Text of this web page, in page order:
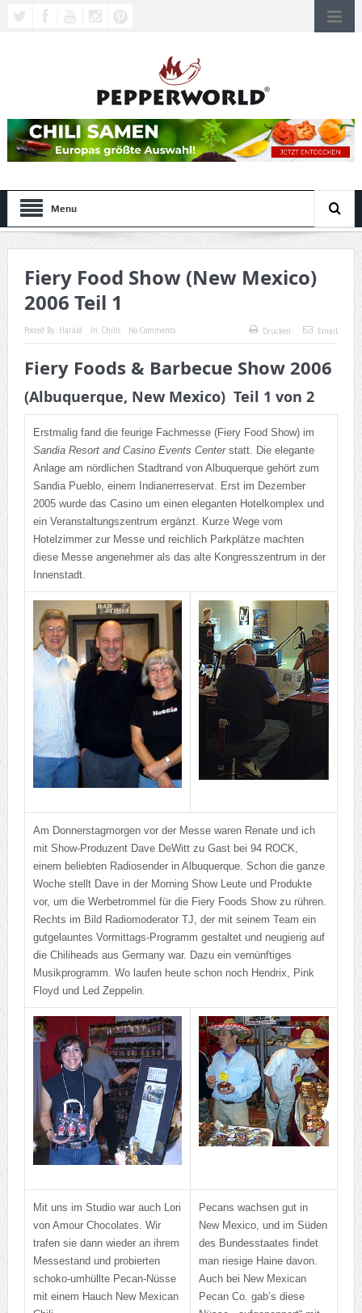
Menu
Fiery Food Show (New Mexico)
2006 Teil 1
Posted By: Harald In: Chilis No Comments Drucken Email
Fiery Foods & Barbecue Show 2006
(Albuquerque, New Mexico) Teil 1 von 2
Erstmalig fand die feurige Fachmesse (Fiery Food Show) im
Sandia Resort and Casino Events Centerstatt. Die elegante
Anlage am nördlichen Stadtrand von Albuquerque gehört zum
Sandia Pueblo, einem Indianerreservat. Erst im Dezember
2005 wurde das Casino um einen eleganten Hotelkomplex und
ein Veranstaltungszentrum ergänzt. Kurze Wege vom
Hotelzimmer zur Messe und reichlich Parkplätze machten
diese Messe angenehmer als das alte Kongresszentrum in der
Innenstadt.
Am Donnerstagmorgen vor der Messe waren Renate und ich
mit Show-Produzent Dave DeWitt zu Gast bei 94 ROCK,
einem beliebten Radiosender in Albuquerque. Schon die ganze
Woche stellt Dave in der Morning Show Leute und Produkte
vor, um die Werbetrommel für die Fiery Foods Show zu rühren.
Rechts im Bild Radiomoderator TJ, der mit seinem Team ein
gutgelauntes Vormittags-Programm gestaltet und neugierig auf
die Chiliheads aus Germany war. Dazu ein vernünftiges
Musikprogramm. Wo laufen heute schon noch Hendrix, Pink
Floyd und Led Zeppelin.
Mit uns im Studio war auch Lori
von Amour Chocolates. Wir
trafen sie dann wieder an ihrem
Messestand und probierten
schoko-umhüllte Pecan-Nüsse
mit einem Hauch New Mexican
Pecans wachsen gut in
New Mexico, und im Süden
des Bundesstaates findet
man riesige Haine davon.
Auch bei New Mexican
Pecan Co. gab’s diese